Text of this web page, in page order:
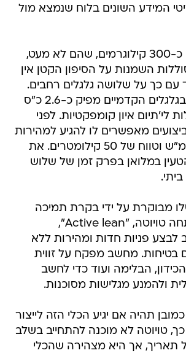
המידע השונים בלוח שנמצא מול
משקלו של הכלי כ-300 קילוגרמים, שהם לא מעט,
השמנות על הסיפון הקטן אין
עם כך על שלושה גלגלים רחבים.
המנוע החשמלי בגלגלים הקדמיים מפיק כ-2.6 כ"ס
לי'תיום איון קומפקטיות. לפני
מאפשרים לו להגיע למהירות
מרבית של 45 קמ"ש וטווח של 50 קילומטרים. את
במלואן בפרק זמן של שלוש
מבוקרת על ידי בקרת תמיכה
מתוחכמת שפיתחה טויוטה, "Active lean",
פניות חדות ומהירות ללא
בטיחות. מחשב מפקח על זווית
הבלימה ועוד כדי לחשב
ולהמנע מגלישות מסוכנות.
תהיה אם יגיע הכלי הזה לייצור
טויוטה לא מוכנה להתחייב בשלב
תאריך, אך היא מצהירה שהכלי